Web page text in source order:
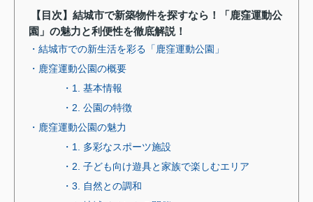
【目次】結城市で新築物件を探すなら！「鹿窪運動公
園」の魅力と利便性を徹底解説！
・結城市での新生活を彩る「鹿窪運動公園」
・鹿窪運動公園の概要
・1. 基本情報
・2. 公園の特徴
・鹿窪運動公園の魅力
・1. 多彩なスポーツ施設
・2. 子ども向け遊具と家族で楽しむエリア
・3. 自然との調和